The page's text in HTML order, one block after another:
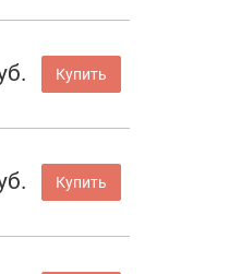
Купить
Купить